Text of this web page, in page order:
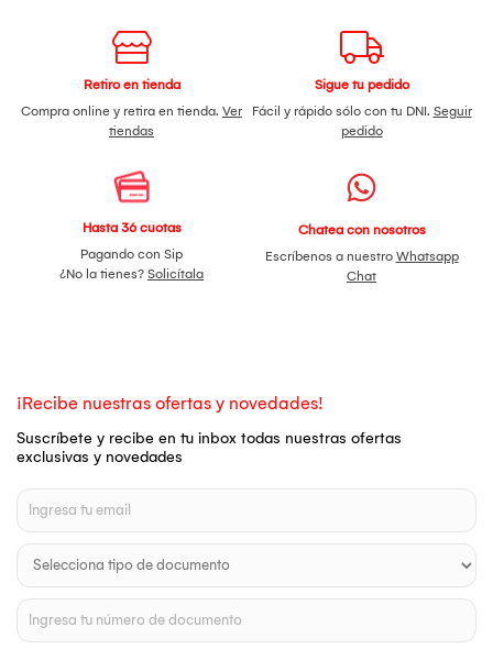
Retiro en tienda
Compra online y retira en tienda. Ver
tiendas
Sigue tu pedido
Fácil y rápido sólo con tu DNI. Seguir
pedido
Hasta 36 cuotas
Pagando con Sip
¿No la tienes? Solicítala
Chatea con nosotros
Escríbenos a nuestro Whatsapp
Chat
¡Recibe nuestras ofertas y novedades!
Suscríbete y recibe en tu inbox todas nuestras ofertas
exclusivas y novedades